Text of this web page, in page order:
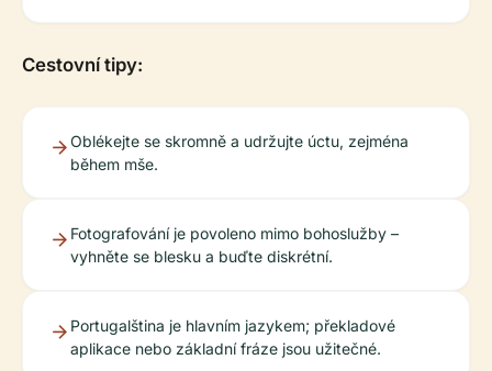
Cestovní tipy:
Oblékejte se skromně a udržujte úctu, zejména
během mše.
Fotografování je povoleno mimo bohoslužby –
vyhněte se blesku a buďte diskrétní.
Portugalština je hlavním jazykem; překladové
aplikace nebo základní fráze jsou užitečné.